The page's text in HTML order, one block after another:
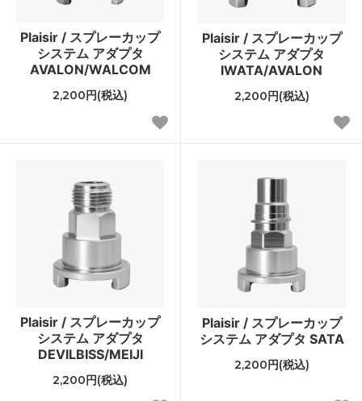
Plaisir / スプレーカップ
システム アダプタ
AVALON/WALCOM
2,200円(税込)
Plaisir / スプレーカップ
システム アダプタ
IWATA/AVALON
2,200円(税込)
Plaisir / スプレーカップ
システム アダプタ
DEVILBISS/MEIJI
2,200円(税込)
Plaisir / スプレーカップ
システム アダプタ SATA
2,200円(税込)